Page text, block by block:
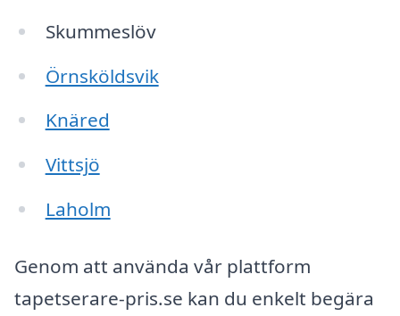
Skummeslöv
Örnsköldsvik
Knäred
Vittsjö
Laholm
Genom att använda vår plattform
tapetserare-pris.se kan du enkelt begära